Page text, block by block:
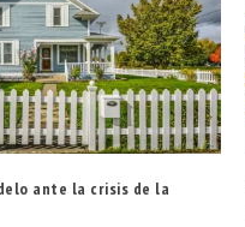
ante la crisis de la